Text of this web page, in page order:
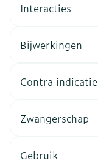
Interacties
Bijwerkingen
Contra indicatie
Zwangerschap
Gebruik